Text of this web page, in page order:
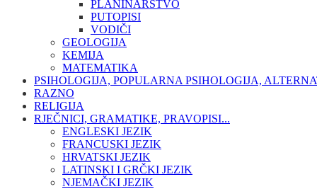
PLANINARSTVO
PUTOPISI
VODIČI
GEOLOGIJA
KEMIJA
MATEMATIKA
PSIHOLOGIJA, POPULARNA PSIHOLOGIJA,
RAZNO
RELIGIJA
RJEČNICI, GRAMATIKE, PRAVOPISI...
ENGLESKI JEZIK
FRANCUSKI JEZIK
HRVATSKI JEZIK
LATINSKI I GRČKI JEZIK
NJEMAČKI JEZIK